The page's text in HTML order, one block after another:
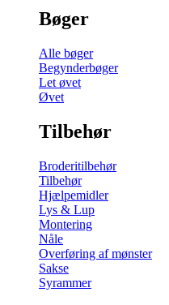
Bøger
Alle bøger
Begynderbøger
Let øvet
Øvet
Tilbehør
Broderitilbehør
Tilbehør
Hjælpemidler
Lys & Lup
Montering
Nåle
Overføring af mønster
Sakse
Syrammer